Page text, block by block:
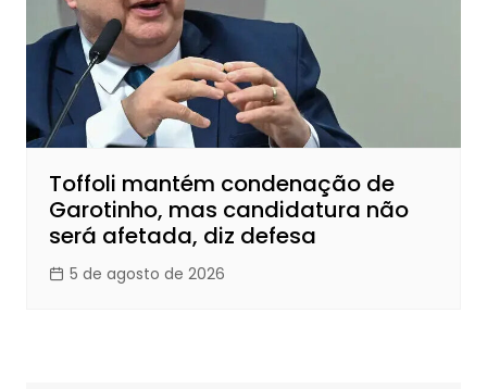
Toffoli mantém condenação de
Garotinho, mas candidatura não
será afetada, diz defesa
5 de agosto de 2026